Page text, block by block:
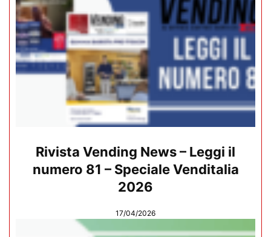
Rivista Vending News – Leggi il
numero 81 – Speciale Venditalia
2026
17/04/2026